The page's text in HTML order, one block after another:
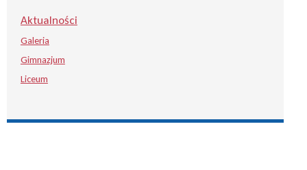
Aktualności
Galeria
Gimnazjum
Liceum